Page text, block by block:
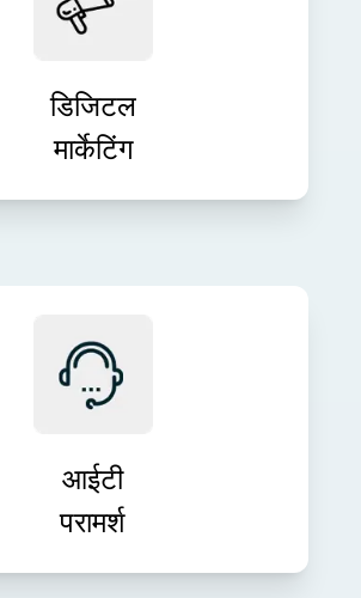
डिजिटल
मार्केटिंग
रणनीतियों के साथ अपने ब्रांड
बढ़ाएँ और लीड उत्पन्न करें। SEO
परिणाम प्रदान करते हैं।
आईटी
परामर्श
लक्ष्यों के साथ तकनीक को
के लिए विशेषज्ञ आईटी मार्गदर्शन
विकास को बढ़ावा देती हैं।